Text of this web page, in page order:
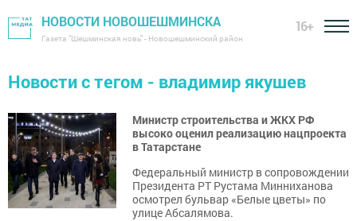
НОВОСТИ НОВОШЕШМИНСКА
Газета "Шешминская новь" - Новошешминский район
16+
Новости с тегом - владимир якушев
Министр строительства и ЖКХ РФ
высоко оценил реализацию нацпроекта
в Татарстане
Федеральный министр в сопровождении
Президента РТ Рустама Минниханова
осмотрел бульвар «Белые цветы» по
улице Абсалямова.